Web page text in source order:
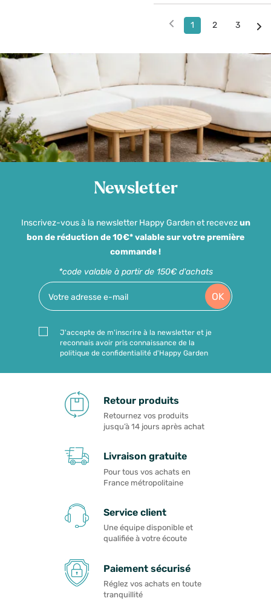
1 2 3
Newsletter
Inscrivez-vous à la newsletter Happy Garden et recevezun
bon de réduction de 10€* valable sur votre première
commande !
*code valable à partir de 150€ d'achats
OK
J'accepte de m'inscrire à la newsletter et je
reconnais avoir pris connaissance de la
politique de confidentialité d'Happy Garden
Retour produits
Retournez vos produits
jusqu’à 14 jours après achat
Livraison gratuite
Pour tous vos achats en
France métropolitaine
Service client
Une équipe disponible et
qualifiée à votre écoute
Paiement sécurisé
Réglez vos achats en toute
tranquillité